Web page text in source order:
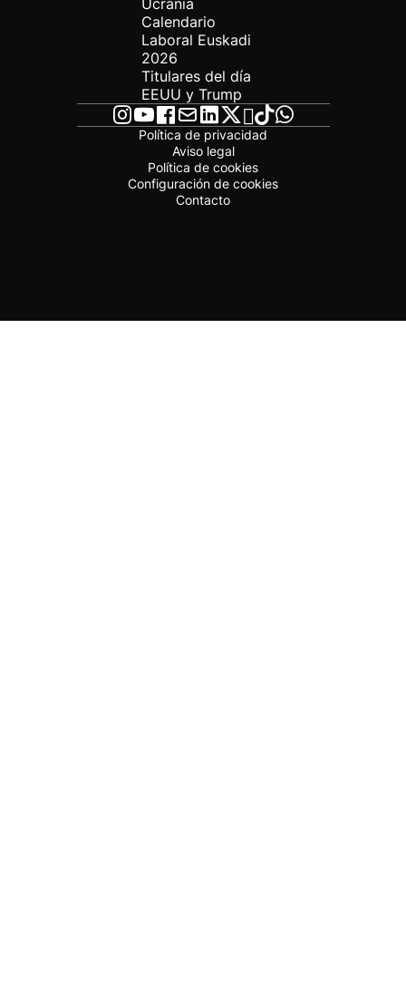
Calendario
Laboral Euskadi
2026
Titulares del día
EEUU y Trump
Política de privacidad
Aviso legal
Política de cookies
Configuración de cookies
Contacto